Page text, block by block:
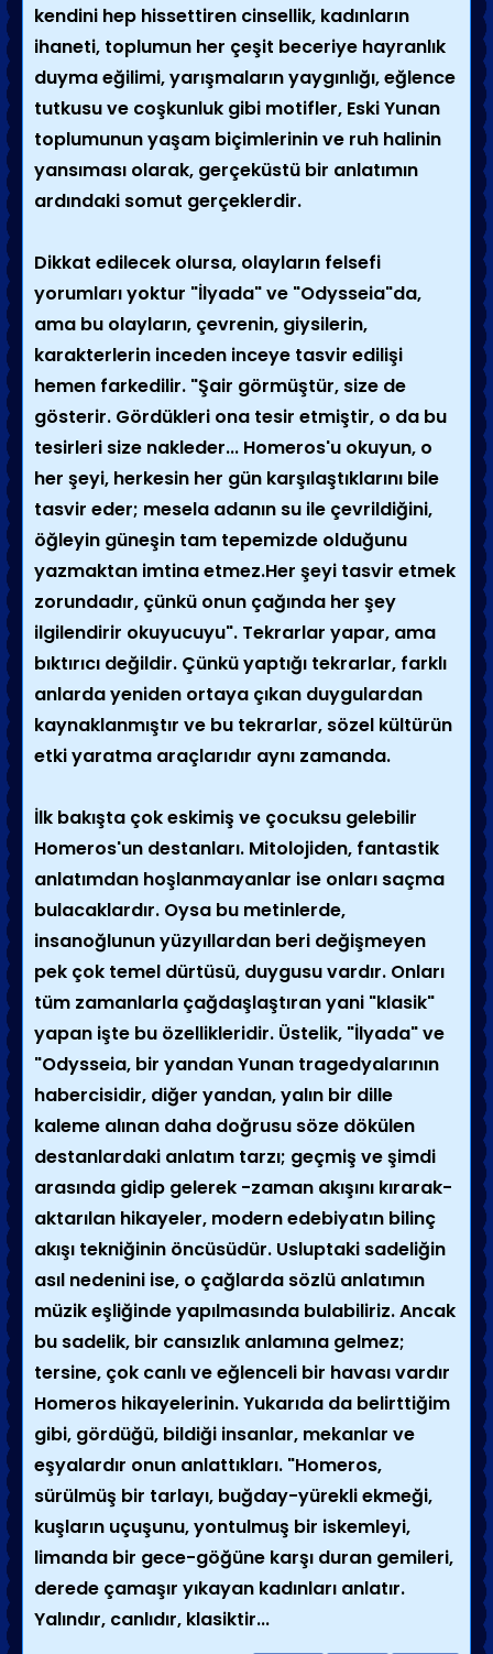
kendini hep hissettiren cinsellik, kadınların
ihaneti, toplumun her çeşit beceriye hayranlık
duyma eğilimi, yarışmaların yaygınlığı, eğlence
tutkusu ve coşkunluk gibi motifler, Eski Yunan
toplumunun yaşam biçimlerinin ve ruh halinin
yansıması olarak, gerçeküstü bir anlatımın
ardındaki somut gerçeklerdir.
Dikkat edilecek olursa, olayların felsefi
yorumları yoktur "İlyada" ve "Odysseia"da,
ama bu olayların, çevrenin, giysilerin,
karakterlerin inceden inceye tasvir edilişi
hemen farkedilir. "Şair görmüştür, size de
gösterir. Gördükleri ona tesir etmiştir, o da bu
tesirleri size nakleder... Homeros'u okuyun, o
her şeyi, herkesin her gün karşılaştıklarını bile
tasvir eder; mesela adanın su ile çevrildiğini,
öğleyin güneşin tam tepemizde olduğunu
yazmaktan imtina etmez.Her şeyi tasvir etmek
zorundadır, çünkü onun çağında her şey
ilgilendirir okuyucuyu". Tekrarlar yapar, ama
bıktırıcı değildir. Çünkü yaptığı tekrarlar, farklı
anlarda yeniden ortaya çıkan duygulardan
kaynaklanmıştır ve bu tekrarlar, sözel kültürün
etki yaratma araçlarıdır aynı zamanda.
İlk bakışta çok eskimiş ve çocuksu gelebilir
Homeros'un destanları. Mitolojiden, fantastik
anlatımdan hoşlanmayanlar ise onları saçma
bulacaklardır. Oysa bu metinlerde,
insanoğlunun yüzyıllardan beri değişmeyen
pek çok temel dürtüsü, duygusu vardır. Onları
tüm zamanlarla çağdaşlaştıran yani "klasik"
yapan işte bu özellikleridir. Üstelik, "İlyada" ve
"Odysseia, bir yandan Yunan tragedyalarının
habercisidir, diğer yandan, yalın bir dille
kaleme alınan daha doğrusu söze dökülen
destanlardaki anlatım tarzı; geçmiş ve şimdi
arasında gidip gelerek -zaman akışını kırarak-
aktarılan hikayeler, modern edebiyatın bilinç
akışı tekniğinin öncüsüdür. Usluptaki sadeliğin
asıl nedenini ise, o çağlarda sözlü anlatımın
müzik eşliğinde yapılmasında bulabiliriz. Ancak
bu sadelik, bir cansızlık anlamına gelmez;
tersine, çok canlı ve eğlenceli bir havası vardır
Homeros hikayelerinin.Yukarıda da belirttiğim
gibi, gördüğü, bildiği insanlar, mekanlar ve
eşyalardır onun anlattıkları. "Homeros,
sürülmüş bir tarlayı, buğday-yürekli ekmeği,
kuşların uçuşunu, yontulmuş bir iskemleyi,
limanda bir gece-göğüne karşı duran gemileri,
derede çamaşır yıkayan kadınları anlatır.
Yalındır, canlıdır, klasiktir...